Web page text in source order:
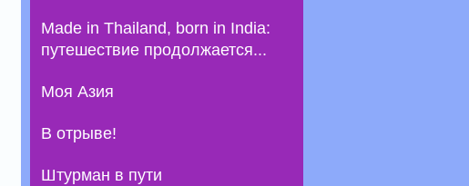
Made in Thailand, born in India:
путешествие продолжается...
Моя Азия
В отрыве!
Штурман в пути